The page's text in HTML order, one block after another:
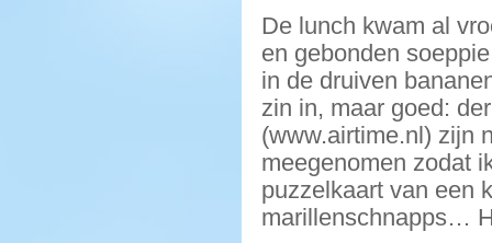
De lunch kwam al
en gebonden
in de druiven
zin in, maar goed:
(www.airtime.nl) zijn
meegenomen zodat
puzzelkaart van een
marillenschnapps…